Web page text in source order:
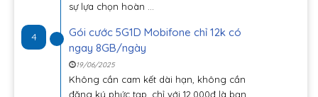
sự lựa chọn hoàn ...
4
Gói cước 5G1D Mobifone chỉ 12k có
ngay 8GB/ngày
19/06/2025
Không cần cam kết dài hạn, không cần
đăng ký phức tạp, chỉ với 12.000đ là bạn